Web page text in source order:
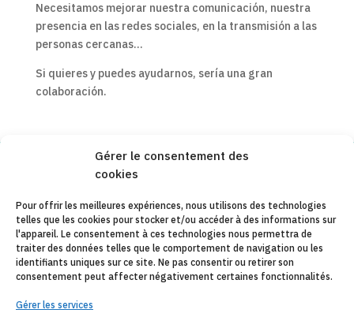
Gérer le consentement des
cookies
Pour offrir les meilleures expériences, nous utilisons des technologies
telles que les cookies pour stocker et/ou accéder à des informations sur
l'appareil. Le consentement à ces technologies nous permettra de
traiter des données telles que le comportement de navigation ou les
identifiants uniques sur ce site. Ne pas consentir ou retirer son
consentement peut affecter négativement certaines fonctionnalités.
Gérer les services
Necesitamos mejorar nuestra comunicación, nuestra
presencia en las redes sociales, en la transmisión a las
personas cercanas…
Si quieres y puedes ayudarnos, sería una gran
colaboración.
Copyleft 2025
AVIS JURIDIQUE
POLÍTIQUE DE CONFIDENTIALITÉ